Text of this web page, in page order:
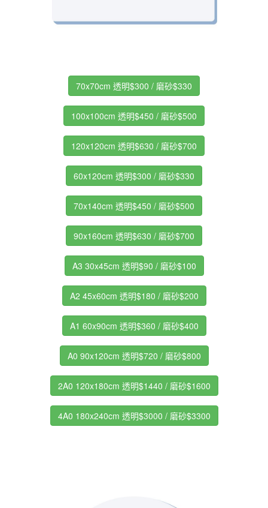
70x70cm 透明$300 / 磨砂$330
100x100cm 透明$450 / 磨砂$500
120x120cm 透明$630 / 磨砂$700
60x120cm 透明$300 / 磨砂$330
70x140cm 透明$450 / 磨砂$500
90x160cm 透明$630 / 磨砂$700
A3 30x45cm 透明$90 / 磨砂$100
A2 45x60cm 透明$180 / 磨砂$200
A1 60x90cm 透明$360 / 磨砂$400
A0 90x120cm 透明$720 / 磨砂$800
2A0 120x180cm 透明$1440 / 磨砂$1600
4A0 180x240cm 透明$3000 / 磨砂$3300